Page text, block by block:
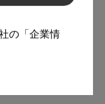
の「企業情
得